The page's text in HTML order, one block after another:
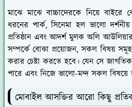
মাঝে মাঝে বাচ্চাদেরকে নিয়ে বাইরে
ধরনের পার্ক, সিনেমা হল ভালো
প্রতিষ্ঠান এবং আদর্শ মুলক অলি
সম্পর্কে বোঝা প্রয়োজন, সকল বিষয়
করার চেষ্টা করতে হবে। যেন সে
পারে এবং নিজে ভালো-মন্দ সকল বিষয়ে
মোবাইল আসক্তির আরো কিছু